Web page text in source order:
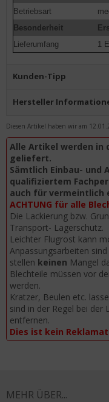
Betriebsart
Besonderheit
Lieferumfang
1
Kunden-Tipp
Hersteller
Diesen Artikel haben wir am
Alle Artikel werden in
geliefert.
Sämtlich Einbau- und
qualifiziertem
auch für vermeintlich
ACHTUNG für alle
Die Lackierung bzw.
Transport- Lagerschutz.
Leichter Flugrost kann
Anpassungsarbeiten
stellen keinen Mangel
Blechteile müssen vor
werden.
Kratzer, Beulen etc.
sind in der Regel bei der
entfernen.
Dies ist kein
MEHR ÜBER...